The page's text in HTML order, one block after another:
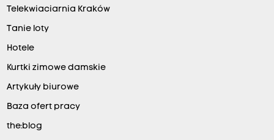
Telekwiaciarnia Kraków
Tanie loty
Hotele
Kurtki zimowe damskie
Artykuły biurowe
Baza ofert pracy
the:blog